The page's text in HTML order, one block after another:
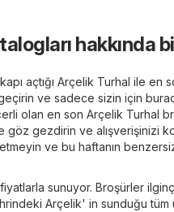
hakkında
açtığı Arçelik Turhal ile en
geçirin ve sadece sizin için
olan en son Arçelik Turhal
göz gezdirin ve alışverişinizi
ve bu haftanın
sunuyor. Broşürler ilginç
Arçelik' in sunduğu tüm